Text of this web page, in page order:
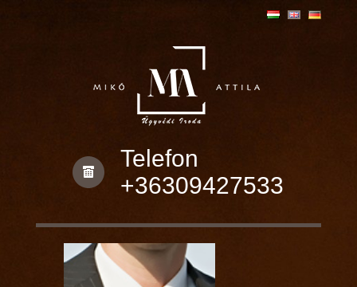
Telefon
+36309427533